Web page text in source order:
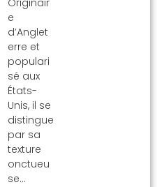
Originair
e
d’Anglet
erre et
populari
sé aux
États-
Unis, il se
distingue
par sa
texture
onctueu
se…